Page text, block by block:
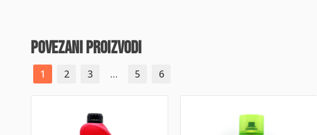
povezani proizvodi
1 2 3 … 5 6